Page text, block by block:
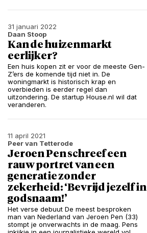
31 januari 2022
Daan Stoop
Kan de huizenmarkt
eerlijker?
Een huis kopen zit er voor de meeste Gen-
Z’ers de komende tijd niet in. De
woningmarkt is historisch krap en
overbieden is eerder regel dan
uitzondering. De startup House.nl wil dat
veranderen.
11 april 2021
Peer van Tetterode
Jeroen Pen schreef een
rauw portret van een
generatie zonder
zekerheid: ‘Bevrijd jezelf in
godsnaam!’
Het verse debuut De meest besproken
man van Nederland van Jeroen Pen (33)
stompt je onverwachts in de maag. Pens